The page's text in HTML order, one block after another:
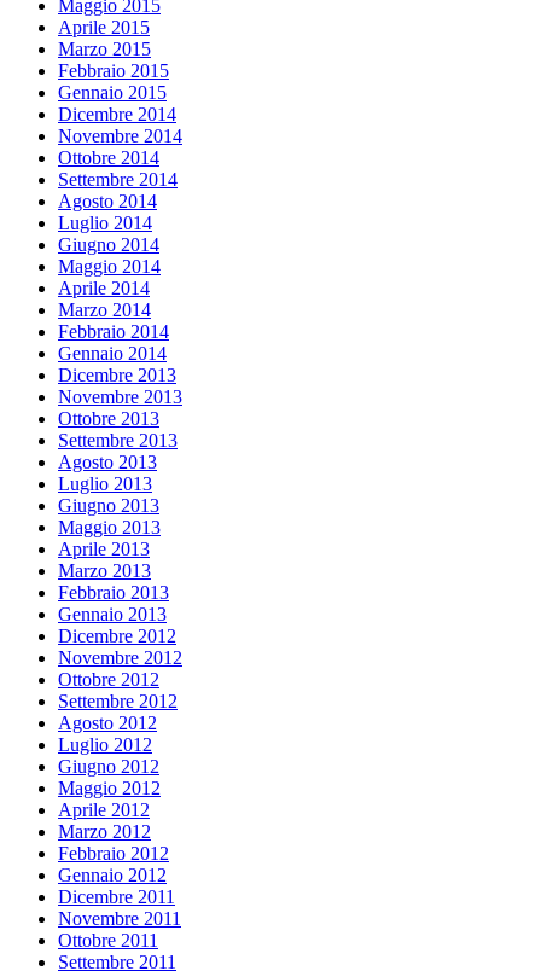
Maggio 2015
Aprile 2015
Marzo 2015
Febbraio 2015
Gennaio 2015
Dicembre 2014
Novembre 2014
Ottobre 2014
Settembre 2014
Agosto 2014
Luglio 2014
Giugno 2014
Maggio 2014
Aprile 2014
Marzo 2014
Febbraio 2014
Gennaio 2014
Dicembre 2013
Novembre 2013
Ottobre 2013
Settembre 2013
Agosto 2013
Luglio 2013
Giugno 2013
Maggio 2013
Aprile 2013
Marzo 2013
Febbraio 2013
Gennaio 2013
Dicembre 2012
Novembre 2012
Ottobre 2012
Settembre 2012
Agosto 2012
Luglio 2012
Giugno 2012
Maggio 2012
Aprile 2012
Marzo 2012
Febbraio 2012
Gennaio 2012
Dicembre 2011
Novembre 2011
Ottobre 2011
Settembre 2011